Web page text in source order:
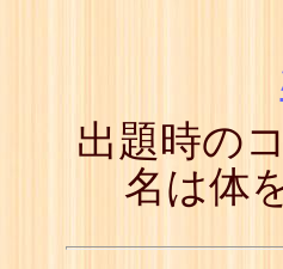
出題時の
名は体